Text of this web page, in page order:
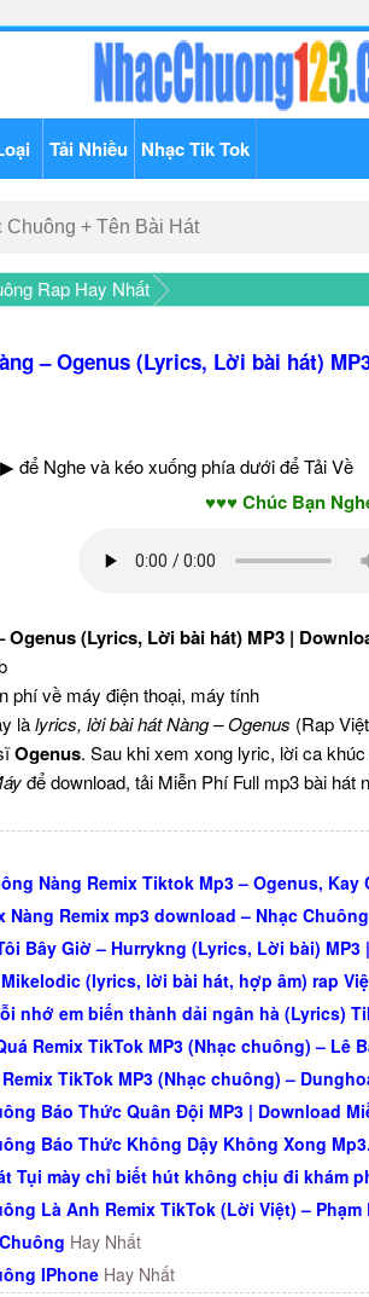
Tải Nhiều Nhạc Tik Tok
Rap Hay Nhất
– Ogenus (Lyrics, Lời bài hát)
để Nghe và kéo xuống phía dưới để Tải Về
♥♥♥ Chúc Bạn Nghe và Tải
Ogenus (Lyrics, Lời bài hát) MP3 |
phí về máy điện thoại, máy tính
làlyrics, lời bài hát Nàng – Ogenus (Rap
Ogenus. Sau khi xem xong lyric, lời ca
để download, tải Miễn Phí Full mp3 bài hát
Nàng Remix Tiktok Mp3 – Ogenus, Kay
Nàng Remix mp3 download – Nhạc
Bây Giờ – Hurrykng (Lyrics, Lời bài) MP3
Mikelodic (lyrics, lời bài hát, hợp âm) rap
nhớ em biến thành dải ngân hà (Lyrics)
Remix TikTok MP3 (Nhạc chuông) – Lê
TikTok MP3 (Nhạc chuông) –
Báo Thức Quân Đội MP3 | Download
Báo Thức Không Dậy Không Xong
Tụi mày chỉ biết hút không chịu đi khám
Là Anh Remix TikTok (Lời Việt) – Phạm
Hay Nhất
IPhone Hay Nhất